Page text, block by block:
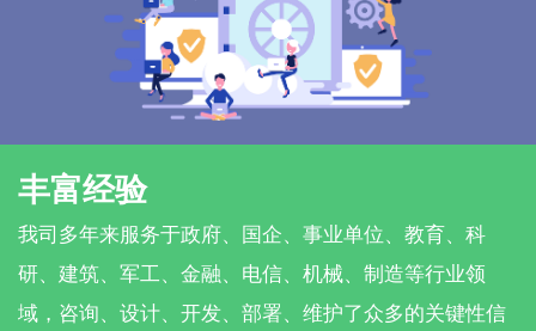
丰富经验
我司多年来服务于政府、国企、事业单位、教育、科
研、建筑、军工、金融、电信、机械、制造等行业领
域，咨询、设计、开发、部署、维护了众多的关键性信